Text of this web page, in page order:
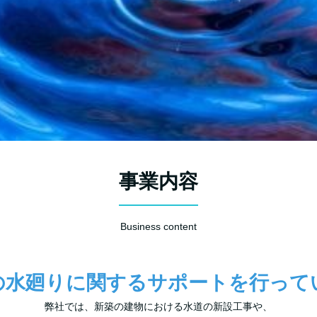
事業内容
Business content
水廻りに関するサポートを行って
弊社では、新築の建物における水道の新設工事や、